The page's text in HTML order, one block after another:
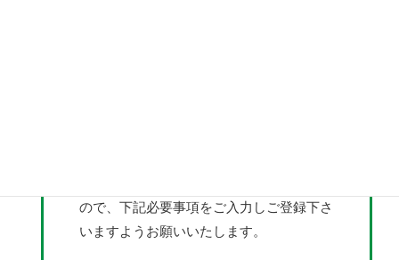
ので、下記必要事項をご入力しご登録下さ
いますようお願いいたします。